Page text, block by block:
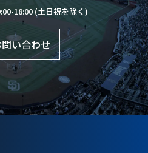
18:00 (土日祝を除く)
い合わせ